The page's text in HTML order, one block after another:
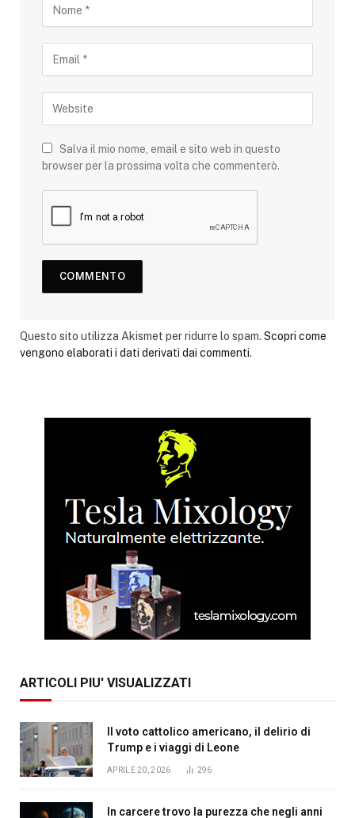
Salva il mio nome, email e sito web in questo
browser per la prossima volta che commenterò.
Questo sito utilizza Akismet per ridurre lo spam. Scopri come
vengono elaborati i dati derivati dai commenti.
ARTICOLI PIU' VISUALIZZATI
Il voto cattolico americano, il delirio di
Trump e i viaggi di Leone
APRILE 20, 2026 296
In carcere trovo la purezza che negli anni